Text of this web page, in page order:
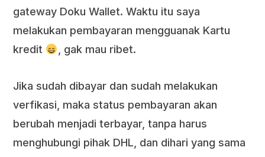
gateway Doku Wallet. Waktu itu saya
melakukan pembayaran mengguanak Kartu
kredit
, gak mau ribet.
Jika sudah dibayar dan sudah melakukan
verfikasi, maka status pembayaran akan
berubah menjadi terbayar, tanpa harus
menghubungi pihak DHL, dan dihari yang sama